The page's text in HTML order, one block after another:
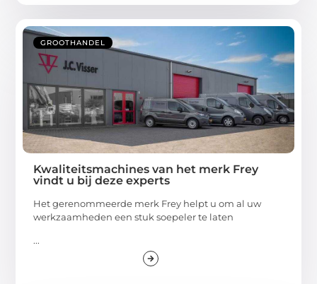
GROOTHANDEL
Kwaliteitsmachines van het merk Frey
vindt u bij deze experts
Het gerenommeerde merk Frey helpt u om al uw
werkzaamheden een stuk soepeler te laten
...